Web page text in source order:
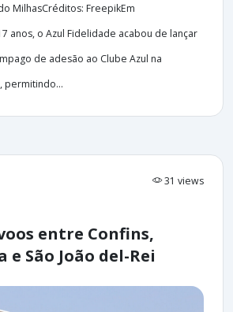
MilhasCréditos: FreepikEm
anos, o Azul Fidelidade acabou de lançar
de adesão ao Clube Azul na
permitindo...
31 views
entre Confins,
São João del-Rei